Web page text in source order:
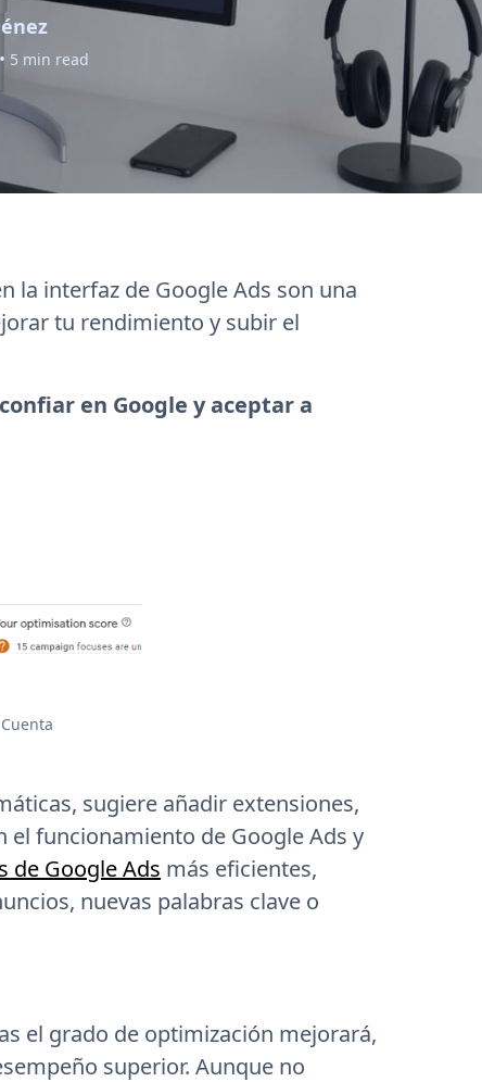
• 5 min read
la interfaz de Google Ads son una
tu rendimiento y subir el
en Google y aceptar a
sugiere añadir extensiones,
el funcionamiento de Google Ads y
de Google Ads más eficientes,
nuevas palabras clave o
el grado de optimización mejorará,
superior. Aunque no